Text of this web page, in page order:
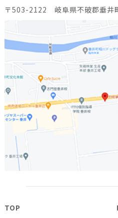
〒503-2122 岐阜県不破郡垂井
TOP